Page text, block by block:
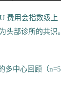
费用会指数级上
头部诊所的共识
多中心回顾（